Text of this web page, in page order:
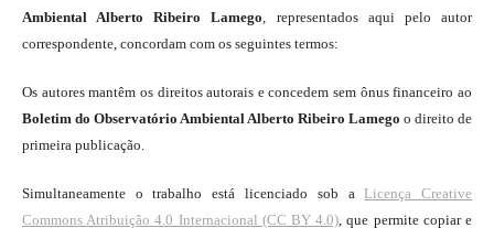
Ambiental Alberto Ribeiro Lamego , representados aqui pelo autor
correspondente, concordam com os seguintes termos:
Os autores mantêm os direitos autorais e concedem sem ônus financeiro ao
Boletim do Observatório Ambiental Alberto Ribeiro Lamegoo direito de
primeira publicação.
Simultaneamente o trabalho está licenciado sob a Licença Creative
Commons Atribuição 4.0 Internacional (CC BY 4.0) , que permite copiar e